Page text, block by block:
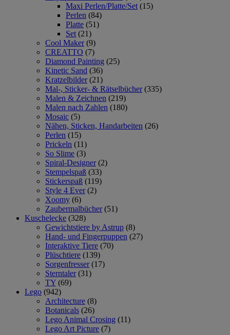
Maxi Perlen/Platte/Set (15)
Perlen (84)
Platte (51)
Set (21)
Cool Maker (9)
CREATTO (7)
Diamond Painting (25)
Kinetic Sand (36)
Kratzelbilder (21)
Mal-, Sticker- & Rätselbücher (335)
Malen & Zeichnen (219)
Malen nach Zahlen (180)
Mosaic (5)
Nähen, Sticken, Handarbeiten (26)
Perlen (15)
Prickeln (11)
So Slime (3)
Spiral-Designer (2)
Stempelspaß (33)
Stickerspaß (119)
Style 4 Ever (2)
Xoomy (6)
Zaubermalbücher (51)
Kuschelecke (328)
Gewichtstiere by Astrup (8)
Hand- und Fingerpuppen (27)
Interaktive Tiere (70)
Plüschtiere (139)
Sorgenfresser (17)
Sterntaler (31)
TY (69)
Lego (942)
Architecture (8)
Botanicals (26)
Lego Animal Crosing (11)
Lego Art Picture (7)